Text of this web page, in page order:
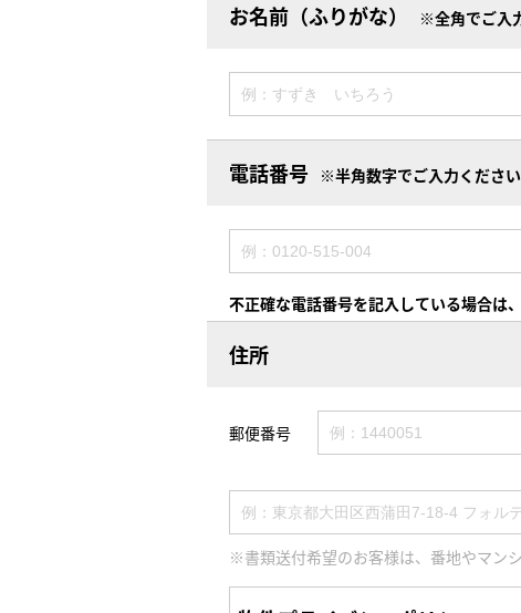
お名前（ふりがな） ※全角でご入
電話番号 ※半角数字でご入力ください
不正確な電話番号を記入している場合は
住所
郵便番号
※書類送付希望のお客様は、番地やマン